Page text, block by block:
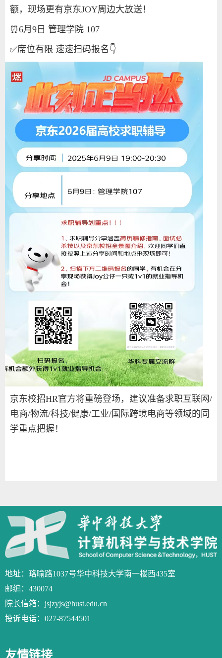
额，现场更有京东JOY周边大放送！
⏰6月 9 日 管理学院 107
✅席位有限 速速扫码报名 👇
京东校招HR官方将重磅登场，建议准备求职互联网/
电商/物流/科技/健康/工业/国际跨境电商等领域的同
学重点把握！
地址：珞喻路1037号华中科技大学南一楼西435室
邮编：430074
院长信箱：jsjzyjs@hust.edu.cn
投诉电话：027-87544501
友情链接